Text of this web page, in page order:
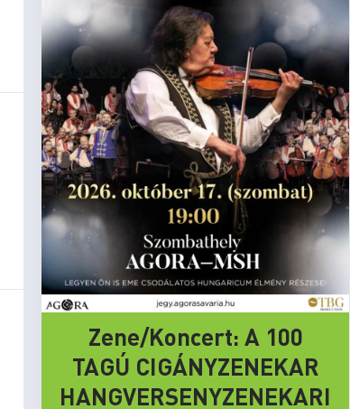
Zene/Koncert: A 100
TAGÚ CIGÁNYZENEKAR
HANGVERSENYZENEKARI